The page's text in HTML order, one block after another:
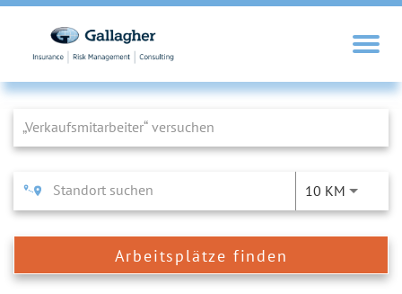
Job Search Page
10 KM
Arbeitsplätze finden